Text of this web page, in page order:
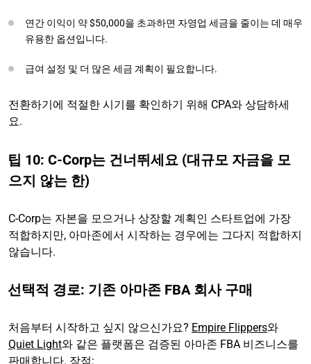
연간 이익이 약 $50,000을 초과하면 자영업 세금을 줄이는 데 매우
유용한 옵션입니다.
급여 설정 및 더 많은 세금 계획이 필요합니다.
전환하기에 적절한 시기를 확인하기 위해 CPA와 상담하세
요.
팁 10: C-Corp는 건너뛰세요 (대규모 자금을 모
으지 않는 한)
C-Corp는 자본을 모으거나 상장할 계획인 스타트업에 가장
적합하지만, 아마존에서 시작하는 경우에는 그다지 적합하지
않습니다.
선택적 경로: 기존 아마존 FBA 회사 구매
처음부터 시작하고 싶지 않으신가요? Empire Flippers와
Quiet Light와 같은 플랫폼은 검증된 아마존 FBA 비즈니스를
판매합니다. 장점: